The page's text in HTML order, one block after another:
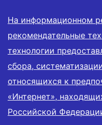
На информационном
рекомендательные
технологии
сбора,
относящихся к
«Интернет»,
Российской